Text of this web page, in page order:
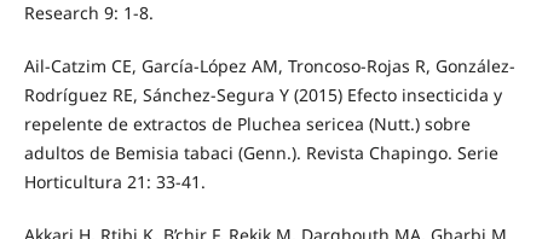
Research 9: 1-8.
Ail-Catzim CE, García-López AM, Troncoso-Rojas R, González-
Rodríguez RE, Sánchez-Segura Y (2015) Efecto insecticida y
repelente de extractos de Pluchea sericea (Nutt.) sobre
adultos de Bemisia tabaci (Genn.). Revista Chapingo. Serie
Horticultura 21: 33-41.